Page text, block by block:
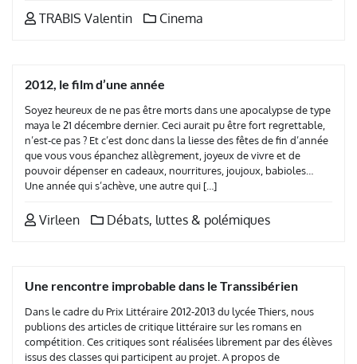
TRABIS Valentin Cinema
2012, le film d’une année
Soyez heureux de ne pas être morts dans une apocalypse de type
maya le 21 décembre dernier. Ceci aurait pu être fort regrettable,
n’est-ce pas ? Et c’est donc dans la liesse des fêtes de fin d’année
que vous vous épanchez allègrement, joyeux de vivre et de
pouvoir dépenser en cadeaux, nourritures, joujoux, babioles…
Une année qui s’achève, une autre qui […]
Virleen Débats, luttes & polémiques
Une rencontre improbable dans le Transsibérien
Dans le cadre du Prix Littéraire 2012-2013 du lycée Thiers, nous
publions des articles de critique littéraire sur les romans en
compétition. Ces critiques sont réalisées librement par des élèves
issus des classes qui participent au projet. A propos de